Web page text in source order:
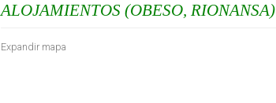
ALOJAMIENTOS (OBESO, RIONANSA)
Expandir mapa